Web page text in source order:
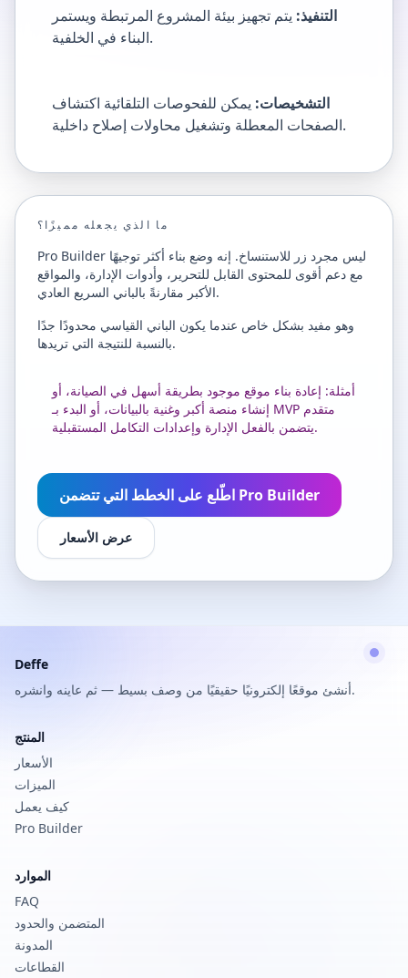
التنفيذ: يتم تجهيز بيئة المشروع المرتبطة ويستمر
البناء في الخلفية.
التشخيصات: يمكن للفحوصات التلقائية اكتشاف
الصفحات المعطلة وتشغيل محاولات إصلاح داخلية.
ما الذي يجعله مميزًا؟
Pro Builder ليس مجرد زر للاستنساخ. إنه وضع بناء أكثر توجيهًا
مع دعم أقوى للمحتوى القابل للتحرير، وأدوات الإدارة، والمواقع
الأكبر مقارنةً بالباني السريع العادي.
وهو مفيد بشكل خاص عندما يكون الباني القياسي محدودًا جدًا
بالنسبة للنتيجة التي تريدها.
أمثلة: إعادة بناء موقع موجود بطريقة أسهل في الصيانة، أو
إنشاء منصة أكبر وغنية بالبيانات، أو البدء بـ MVP متقدم
يتضمن بالفعل الإدارة وإعدادات التكامل المستقبلية.
اطّلع على الخطط التي تتضمن Pro Builder
عرض الأسعار
Deffe
أنشئ موقعًا إلكترونيًا حقيقيًا من وصف بسيط — ثم عاينه وانشره.
المنتج
الأسعار
الميزات
كيف يعمل
Pro Builder
الموارد
FAQ
المتضمن والحدود
المدونة
القطاعات